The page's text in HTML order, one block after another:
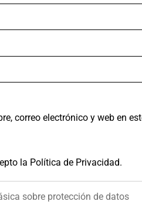
correo electrónico y web en
la Política de Privacidad.
sobre protección de datos